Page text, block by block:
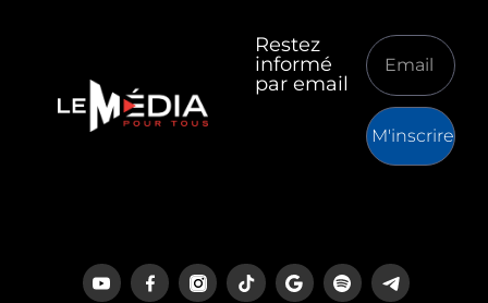
Restez
informé
par email
M'inscrire